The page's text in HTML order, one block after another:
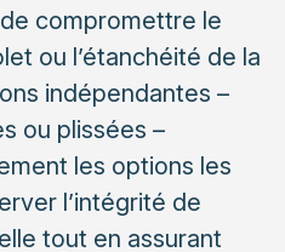
compromettre le
ou l’étanchéité de la
indépendantes –
ou plissées –
les options les
l’intégrité de
tout en assurant
de fenêtre
volet et étanchéité
approximative
professionnel initial
indépendants
motorisés